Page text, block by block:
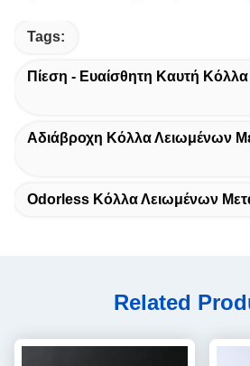
Tags:
Πίεση - Ευαίσθητη Καυτή
Αδιάβροχη Κόλλα Λειωμένων
Odorless Κόλλα Λειωμένων
Related